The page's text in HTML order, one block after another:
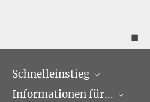
◼
Schnelleinstieg
Forschungsgruppen
Informationen für...